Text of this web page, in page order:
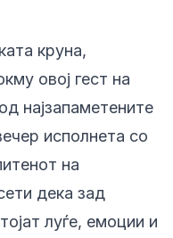
круна,
овој гест на
најзапаметените
исполнета со
на
дека зад
луѓе, емоции и